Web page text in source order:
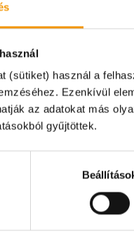
(sütiket) használ a
Ezenkívül
az adatokat más
gyűjtöttek.
irodánk